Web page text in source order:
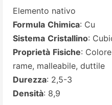
Elemento nativo
Formula Chimica: Cu
Sistema Cristallino:
Proprietà Fisiche:
rame, malleabile, duttile
Durezza: 2,5-3
Densità: 8,9